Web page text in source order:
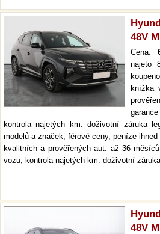
48V
Cena:
najeto
knížka
kontrola najetých km. doživotní záruka
modelů a značek, férové ceny, peníze
kvalitních a prověřených aut. až 36
vozu, kontrola najetých km. doživotní
48V